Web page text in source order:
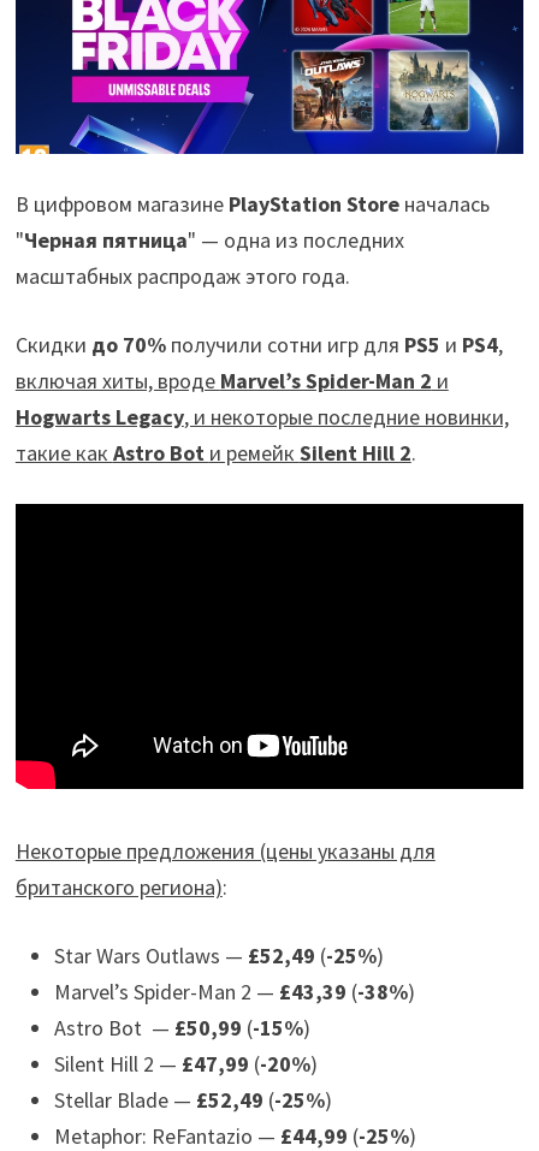
В цифровом магазине PlayStation Storeначалась
"Черная пятница" — одна из последних
масштабных распродаж этого года.
Скидки до 70%получили сотни игр для PS5 и PS4,
включая хиты, вроде Marvel’s Spider-Man 2 и
Hogwarts Legacy, и некоторые последние новинки,
такие как Astro Bot и ремейк Silent Hill 2.
Некоторые предложения (цены указаны для
британского региона):
Star Wars Outlaws — £52,49 (-25%)
Marvel’s Spider-Man 2 — £43,39 (-38%)
Astro Bot — £50,99 (-15%)
Silent Hill 2 — £47,99 (-20%)
Stellar Blade — £52,49 (-25%)
Metaphor: ReFantazio — £44,99 (-25%)